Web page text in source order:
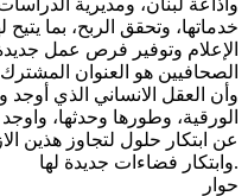
خدماتها، وتحقق الربح، بما
الإعلام وتوفير فرص عمل
الصحافيين هو العنوان
وأن العقل الانساني الذي أوجد
الورقية، وطورها وحدثها،
عن ابتكار حلول لتجاوز هذين
وابتكار فضاءات جديدة لها.
حوار